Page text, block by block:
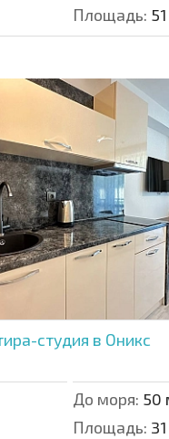
Площадь:
студия в Оникс
До моря: 50
Площадь: